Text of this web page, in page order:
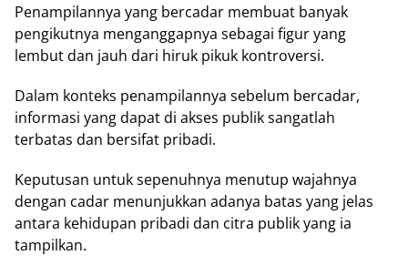
Penampilannya yang bercadar membuat banyak
pengikutnya menganggapnya sebagai figur yang
lembut dan jauh dari hiruk pikuk kontroversi.
Dalam konteks penampilannya sebelum bercadar,
informasi yang dapat di akses publik sangatlah
terbatas dan bersifat pribadi.
Keputusan untuk sepenuhnya menutup wajahnya
dengan cadar menunjukkan adanya batas yang jelas
antara kehidupan pribadi dan citra publik yang ia
tampilkan.